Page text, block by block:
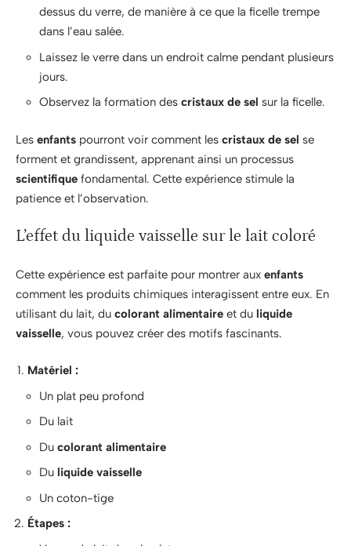
dessus du verre, de manière à ce que la ficelle trempe
dans l’eau salée.
Laissez le verre dans un endroit calme pendant plusieurs
jours.
Observez la formation des cristaux de sel sur la ficelle.
Les enfants pourront voir comment les cristaux de sel se
forment et grandissent, apprenant ainsi un processus
scientifique fondamental. Cette expérience stimule la
patience et l’observation.
L’effet du liquide vaisselle sur le lait coloré
Cette expérience est parfaite pour montrer aux enfants
comment les produits chimiques interagissent entre eux. En
utilisant du lait, du colorant alimentaire et du liquide
vaisselle, vous pouvez créer des motifs fascinants.
Matériel :
Un plat peu profond
Du lait
Du colorant alimentaire
Du liquide vaisselle
Un coton-tige
Étapes :